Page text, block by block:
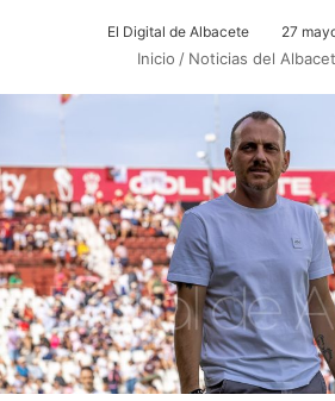
El Digital de Albacete 27
Inicio / Noticias del